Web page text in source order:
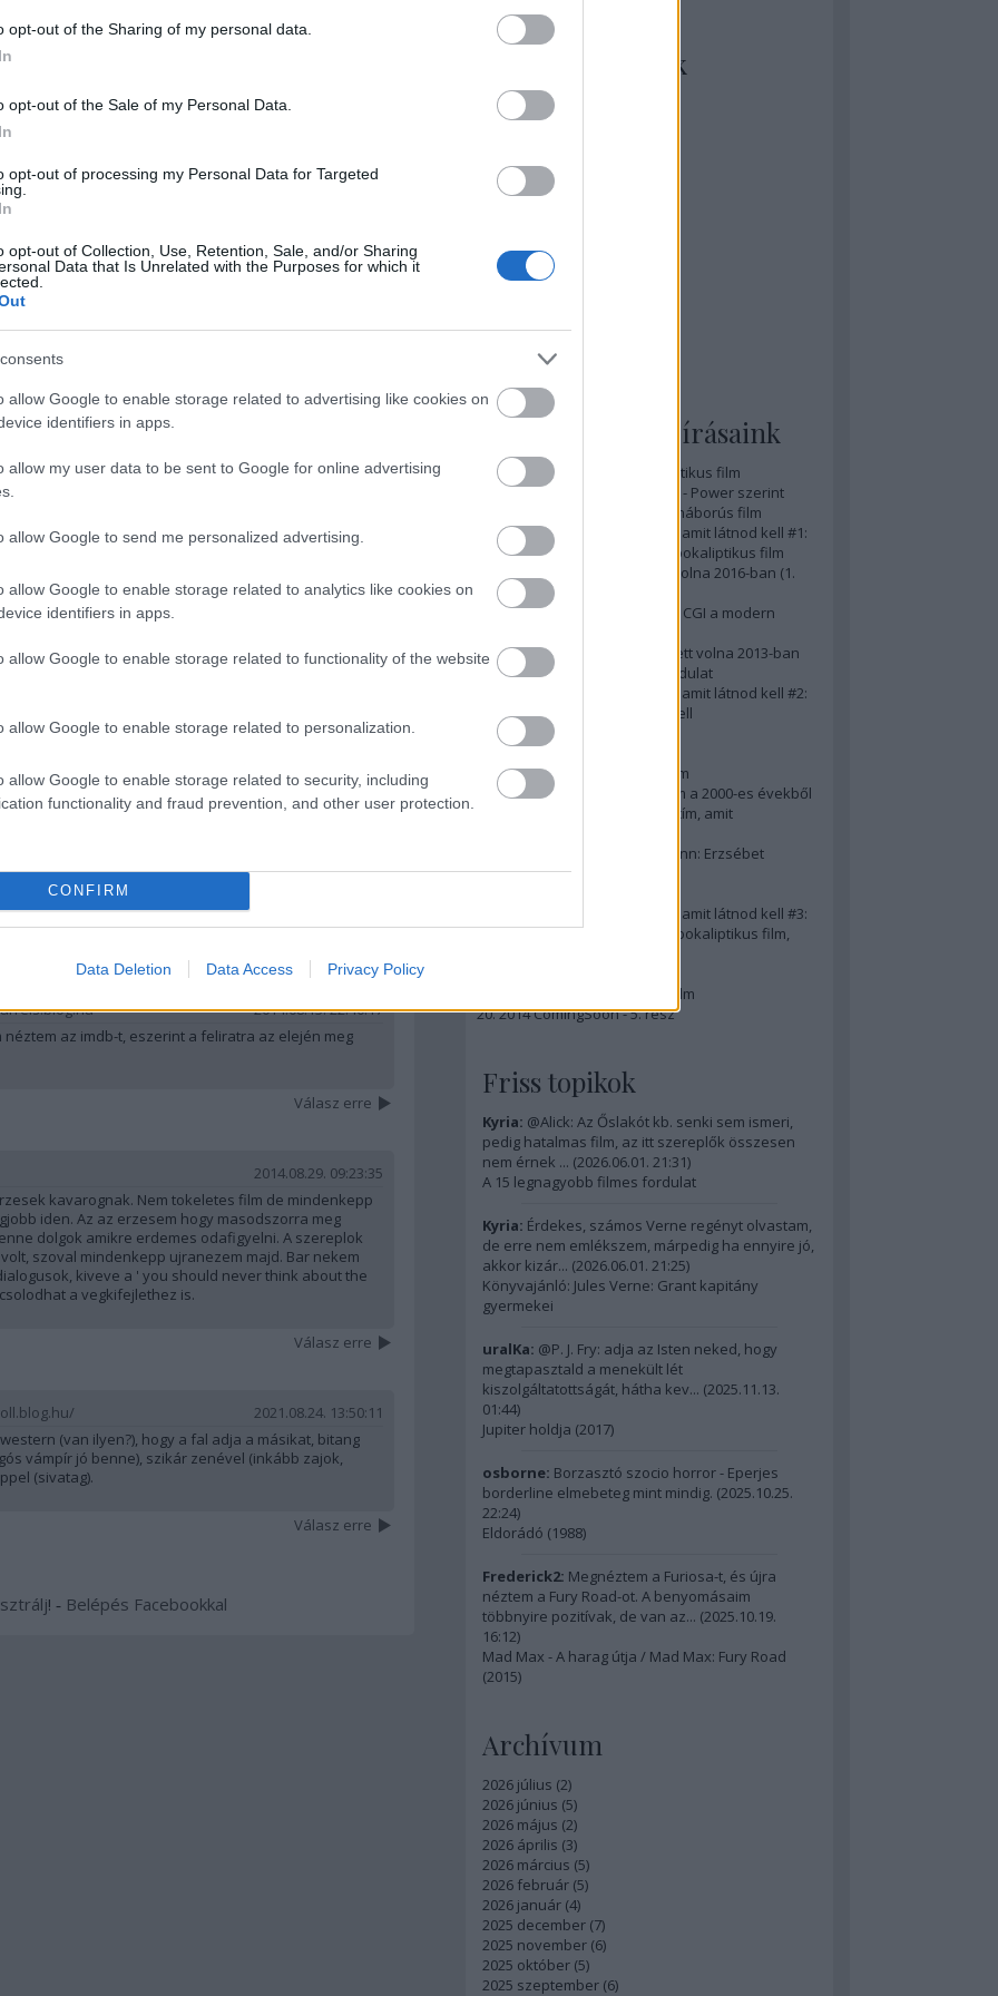
opt-out of the Sharing of my personal data.
opt-out of the Sale of my Personal Data.
opt-out of processing my Personal Data for Targeted
opt-out of Collection, Use, Retention, Sale, and/or Sharing
Data that Is Unrelated with the Purposes for which it
allow Google to enable storage related to advertising like cookies on
identifiers in apps.
allow my user data to be sent to Google for online advertising
allow Google to send me personalized advertising.
allow Google to enable storage related to analytics like cookies on
identifiers in apps.
allow Google to enable storage related to functionality of the website
allow Google to enable storage related to personalization.
allow Google to enable storage related to security, including
functionality and fraud prevention, and other user protection.
CONFIRM
Data Deletion Data Access Privacy Policy
filmkritikák
posztapok
id/6598689
felhasználói tartalomnak minősülnek, értük a
nem ellenőrzi. Kifogás esetén forduljon a blog szerkesztőjéhez. Részletek
.
2014.08.13. 22:37:29
tetszett. Nem lövöm le a végét, de egyszerre
meg egy kisebb katarzist is. Ilyet nagyon
Amúgy csak a szőrszálhasogatás kedvéért: 10 év telt
:)
2014.08.13. 22:40:17
néztem az imdb-t, eszerint a feliratra az elején meg
Válasz erre
2014.08.29. 09:23:35
kavarognak. Nem tokeletes film de mindenkepp
iden. Az az erzesem hogy masodszorra meg
dolgok amikre erdemes odafigyelni. A szereplok
szoval mindenkepp ujranezem majd. Bar nekem
kiveve a ' you should never think about the
a vegkifejlethez is.
Válasz erre
2021.08.24. 13:50:11
(van ilyen?), hogy a fal adja a másikat, bitang
vámpír jó benne), szikár zenével (inkább zajok,
(sivatag).
Válasz erre
! ‐ Belépés Facebookkal
Akiket szívesen
nézünk/olvasunk
Borosta szerint
DarkSide Joint
Filmbook
Filmtrailer
Mozi Mánia app
Nézze meg az ember!
Jus & Calzone
A legolvasottabb írásaink
A 20 legjobb posztapokaliptikus film
A 15 legjobb időutazós film - Power szerint
A 10 legjobb második világháborús film
50 posztapokaliptikus film, amit látnod kell #1:
A 10 legkreatívabb posztapokaliptikus film
20 film, amit látnod kellett volna 2016-ban (1.
rész)
Ezért néz ki borzasztóan a CGI a modern
15(+1) film, amit látnod kellett volna 2013-ban
A 15 legnagyobb filmes fordulat
50 posztapokaliptikus film, amit látnod kell #2:
10 zombifilm, amit látnod kell
A 10 legjobb gengszterfilm
A 10 legjobb Brad Pitt-film
A 10 legjobb Mel Gibson-film
Az igazi 10 legjobb akciófilm a 2000-es évekből
10 iszonyatos magyar filmcím, amit
Könyvkritika: Brigitte Hamann: Erzsébet
királyné (2019)
50 posztapokaliptikus film, amit látnod kell #3:
10 (nem is annyira) posztapokaliptikus film,
A 10 legjobb Matt Damon-film
2014 ComingSoon - 5. rész
Friss topikok
Kyria: @Alick: Az Őslakót kb. senki sem ismeri,
pedig hatalmas film, az itt szereplők összesen
nem érnek ... (2026.06.01. 21:31)
A 15 legnagyobb filmes fordulat
Kyria: Érdekes, számos Verne regényt olvastam,
de erre nem emlékszem, márpedig ha ennyire jó,
akkor kizár... (2026.06.01. 21:25)
Könyvajánló: Jules Verne: Grant kapitány
gyermekei
uralKa: @P. J. Fry: adja az Isten neked, hogy
megtapasztald a menekült lét
kiszolgáltatottságát, hátha kev... (2025.11.13.
01:44)
Jupiter holdja (2017)
osborne: Borzasztó szocio horror - Eperjes
borderline elmebeteg mint mindig. (2025.10.25.
22:24)
Eldorádó (1988)
Frederick2: Megnéztem a Furiosa-t, és újra
néztem a Fury Road-ot. A benyomásaim
többnyire pozitívak, de van az... (2025.10.19.
16:12)
Mad Max - A harag útja / Mad Max: Fury Road
(2015)
Archívum
2026 július (2)
2026 június (5)
2026 május (2)
2026 április (3)
2026 március (5)
2026 február (5)
2026 január (4)
2025 december (7)
2025 november (6)
2025 október (5)
2025 szeptember (6)